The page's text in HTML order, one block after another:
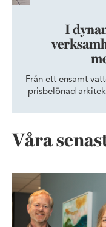
I
Från ett ensamt
prisbelönad
företag och
Våra
Från teknikskifte till